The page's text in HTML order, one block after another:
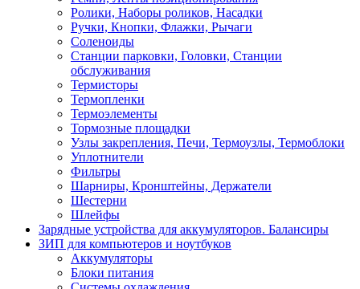
Ролики, Наборы роликов, Насадки
Ручки, Кнопки, Флажки, Рычаги
Соленоиды
Станции парковки, Головки, Станции
обслуживания
Термисторы
Термопленки
Термоэлементы
Тормозные площадки
Узлы закрепления, Печи, Термоузлы, Термоблоки
Уплотнители
Фильтры
Шарниры, Кронштейны, Держатели
Шестерни
Шлейфы
Зарядные устройства для аккумуляторов. Балансиры
ЗИП для компьютеров и ноутбуков
Аккумуляторы
Блоки питания